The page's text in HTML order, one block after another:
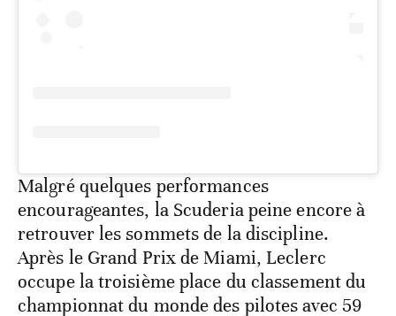
Malgré quelques performances
encourageantes, la Scuderia peine encore à
retrouver les sommets de la discipline.
Après le Grand Prix de Miami, Leclerc
occupe la troisième place du classement du
championnat du monde des pilotes avec 59